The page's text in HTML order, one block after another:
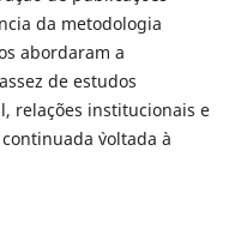
da metodologia
abordaram a
de estudos
relações institucionais e
`voltada à